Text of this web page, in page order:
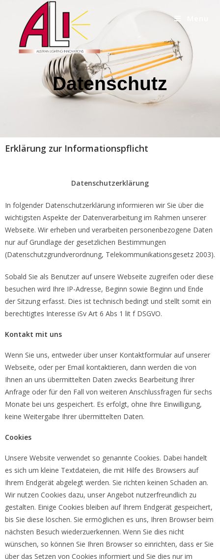
Datenschutz
Erklärung zur Informationspflicht
Datenschutzerklärung
In folgender Datenschutzerklärung informieren wir Sie über die
wichtigsten Aspekte der Datenverarbeitung im Rahmen unserer
Webseite. Wir erheben und verarbeiten personenbezogene Daten
nur auf Grundlage der gesetzlichen Bestimmungen
(Datenschutzgrundverordnung, Telekommunikationsgesetz 2003).
Sobald Sie als Benutzer auf unsere Webseite zugreifen oder diese
besuchen wird Ihre IP-Adresse, Beginn sowie Beginn und Ende
der Sitzung erfasst. Dies ist technisch bedingt und stellt somit ein
berechtigtes Interesse iSv Art 6 Abs 1 lit f DSGVO.
Kontakt mit uns
Wenn Sie uns, entweder über unser Kontaktformular auf unserer
Webseite, oder per Email kontaktieren, dann werden die von
Ihnen an uns übermittelten Daten zwecks Bearbeitung Ihrer
Anfrage oder für den Fall von weiteren Anschlussfragen für sechs
Monate bei uns gespeichert. Es erfolgt, ohne Ihre Einwilligung,
keine Weitergabe Ihrer übermittelten Daten.
Cookies
Unsere Website verwendet so genannte Cookies. Dabei handelt
es sich um kleine Textdateien, die mit Hilfe des Browsers auf
Ihrem Endgerät abgelegt werden. Sie richten keinen Schaden an.
Wir nutzen Cookies dazu, unser Angebot nutzerfreundlich zu
gestalten. Einige Cookies bleiben auf Ihrem Endgerät gespeichert,
bis Sie diese löschen. Sie ermöglichen es uns, Ihren Browser beim
nächsten Besuch wiederzuerkennen. Wenn Sie dies nicht
wünschen, so können Sie Ihren Browser so einrichten, dass er Sie
über das Setzen von Cookies informiert und Sie dies nur im